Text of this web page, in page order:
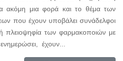
ακόμη μια φορά και το θέμα των
που έχουν υποβάλει συνάδελφοι
πλειοψηφία των φαρμακοποιών με
έχουν...